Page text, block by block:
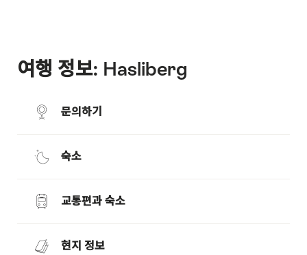
여행 정보: Hasliberg
문의하기
숙소
교통편과 숙소
현지 정보